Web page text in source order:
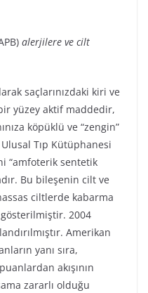
alerjilere ve cilt
saçlarınızdaki kiri ve
yüzey aktif maddedir,
köpüklü ve “zengin”
Tıp Kütüphanesi
“amfoterik sentetik
Bu bileşenin cilt ve
ciltlerde kabarma
2004
Amerikan
yanı sıra,
akışının
zararlı olduğu